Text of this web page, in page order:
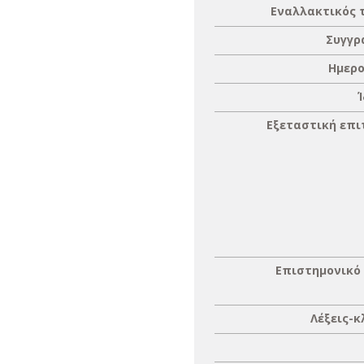
Εναλλακτικός
Εξεταστική
Λέξεις-